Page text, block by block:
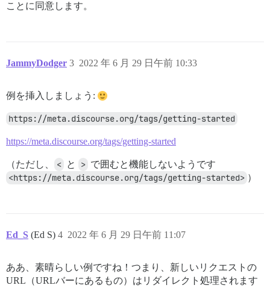
ことに同意します。
JammyDodger 2022 年 6 月 29 日午前 10:33
3
例を挿入しましょう:
https://meta.discourse.org/tags/getting-started
https://meta.discourse.org/tags/getting-started
（ただし、 < と > で囲むと機能しないようです
<https://meta.discourse.org/tags/getting-started> ）
Ed_S (Ed S) 2022 年 6 月 29 日午前 11:07
4
ああ、素晴らしい例ですね！つまり、新しいリクエストの
URL（URLバーにあるもの）はリダイレクト処理されます